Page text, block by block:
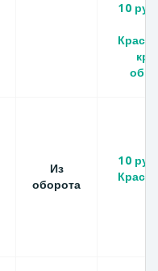
10
Из
оборота
10